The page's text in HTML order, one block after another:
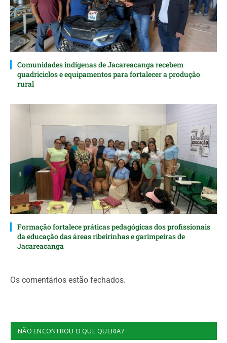
Comunidades indígenas de Jacareacanga recebem
quadriciclos e equipamentos para fortalecer a produção
rural
Formação fortalece práticas pedagógicas dos profissionais
da educação das áreas ribeirinhas e garimpeiras de
Jacareacanga
Os comentários estão fechados.
NÃO ENCONTROU O QUE QUERIA?